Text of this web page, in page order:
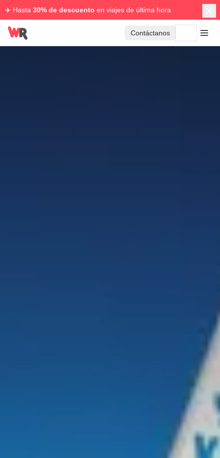
✈️ Hasta 30% de descuento en viajes de última hora
Contáctanos